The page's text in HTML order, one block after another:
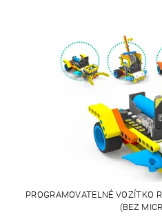
PROGRAMOVATELNÉ VOZÍTKO
(BEZ